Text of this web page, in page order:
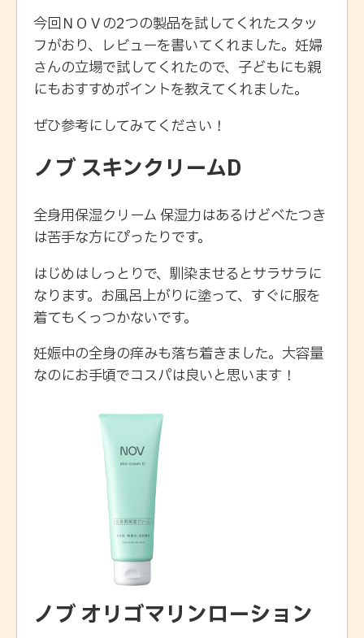
今回ＮＯＶの2つの製品を試してくれたスタッ
フがおり、レビューを書いてくれました。妊婦
さんの立場で試してくれたので、子どもにも親
にもおすすめポイントを教えてくれました。
ぜひ参考にしてみてください！
ノブ スキンクリームD
全身用保湿クリーム 保湿力はあるけどべたつき
は苦手な方にぴったりです。
はじめはしっとりで、馴染ませるとサラサラに
なります。お風呂上がりに塗って、すぐに服を
着てもくっつかないです。
妊娠中の全身の痒みも落ち着きました。大容量
なのにお手頃でコスパは良いと思います！
ノブ オリゴマリンローション